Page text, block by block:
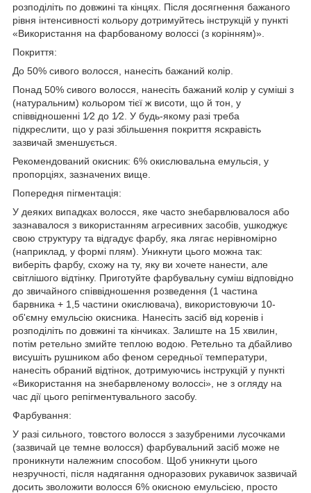
розподіліть по довжині та кінцях. Після досягнення бажаного
рівня інтенсивності кольору дотримуйтесь інструкцій у пункті
«Використання на фарбованому волоссі (з корінням)».
Покриття:
До 50% сивого волосся, нанесіть бажаний колір.
Понад 50% сивого волосся, нанесіть бажаний колір у суміші з
(натуральним) кольором тієї ж висоти, що й тон, у
співвідношенні 1⁄2 до 1⁄2. У будь-якому разі треба
підкреслити, що у разі збільшення покриття яскравість
зазвичай зменшується.
Рекомендований окисник: 6% окислювальна емульсія, у
пропорціях, зазначених вище.
Попередня пігментація:
У деяких випадках волосся, яке часто знебарвлювалося або
зазнавалося з використанням агресивних засобів, ушкоджує
свою структуру та відгадує фарбу, яка лягає нерівномірно
(наприклад, у формі плям). Уникнути цього можна так:
виберіть фарбу, схожу на ту, яку ви хочете нанести, але
світлішого відтінку. Приготуйте фарбувальну суміш відповідно
до звичайного співвідношення розведення (1 частина
барвника + 1,5 частини окислювача), використовуючи 10-
об'ємну емульсію окисника. Нанесіть засіб від коренів і
розподіліть по довжині та кінчиках. Залиште на 15 хвилин,
потім ретельно змийте теплою водою. Ретельно та дбайливо
висушіть рушником або феном середньої температури,
нанесіть обраний відтінок, дотримуючись інструкцій у пункті
«Використання на знебарвленому волоссі», не з огляду на
час дії цього репігментувального засобу.
Фарбування:
У разі сильного, товстого волосся з зазубреними лусочками
(зазвичай це темне волосся) фарбувальний засіб може не
проникнути належним способом. Щоб уникнути цього
незручності, після надягання одноразових рукавичок зазвичай
досить зволожити волосся 6% окисною емульсією, просто